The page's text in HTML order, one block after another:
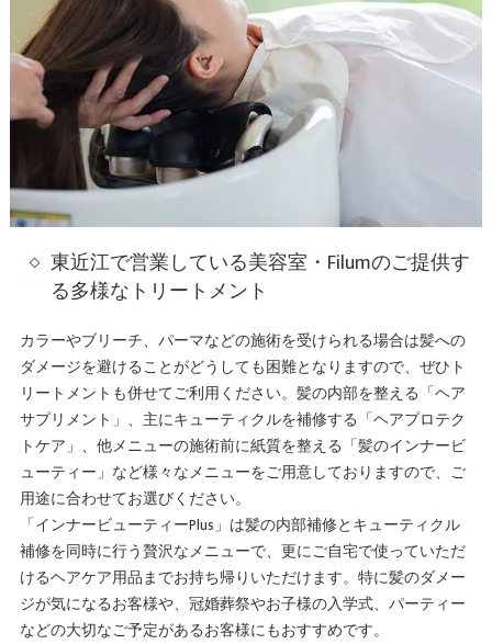
東近江で営業している美容室・Filumのご提供す
る多様なトリートメント
カラーやブリーチ、パーマなどの施術を受けられる場合は髪への
ダメージを避けることがどうしても困難となりますので、ぜひト
リートメントも併せてご利用ください。髪の内部を整える「ヘア
サプリメント」、主にキューティクルを補修する「ヘアプロテク
トケア」、他メニューの施術前に紙質を整える「髪のインナービ
ューティー」など様々なメニューをご用意しておりますので、ご
用途に合わせてお選びください。
「インナービューティーPlus」は髪の内部補修とキューティクル
補修を同時に行う贅沢なメニューで、更にご自宅で使っていただ
けるヘアケア用品までお持ち帰りいただけます。特に髪のダメー
ジが気になるお客様や、冠婚葬祭やお子様の入学式、パーティー
などの大切なご予定があるお客様にもおすすめです。